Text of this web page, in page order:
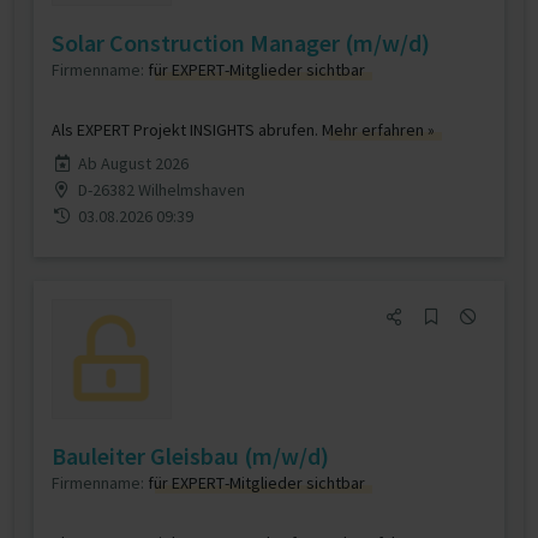
Solar Construction Manager (m/w/d)
Firmenname: für EXPERT-Mitglieder sichtbar
Als EXPERT Projekt INSIGHTS abrufen. Mehr erfahren »
Ab August 2026
D-26382 Wilhelmshaven
03.08.2026 09:39
Bauleiter Gleisbau (m/w/d)
Firmenname: für EXPERT-Mitglieder sichtbar